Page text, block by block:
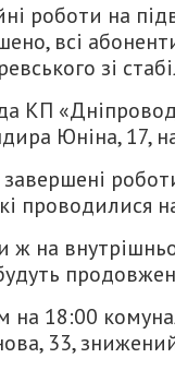
роботи на
всі
зі
КП
Юніна, 17,
проводилися
ж на
на 18:00
33,